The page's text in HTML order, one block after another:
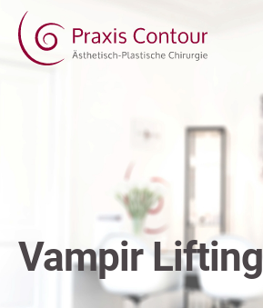
Vampir Lifting